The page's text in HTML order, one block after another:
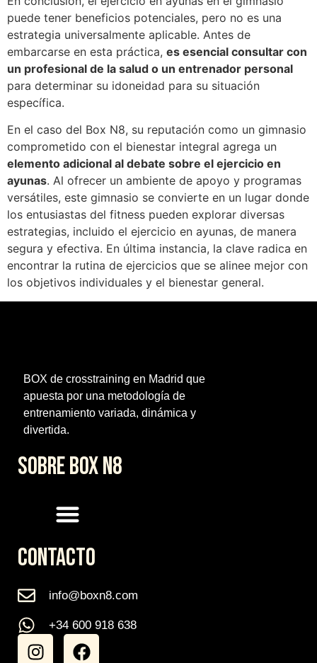
puede tener beneficios potenciales, pero no es una
estrategia universalmente aplicable. Antes de
embarcarse en esta práctica, es esencial consultar con
un profesional de la salud o un entrenador personal
para determinar su idoneidad para su situación
específica.
En el caso del Box N8, su reputación como un gimnasio
comprometido con el bienestar integral agrega un
elemento adicional al debate sobre el ejercicio en
ayunas. Al ofrecer un ambiente de apoyo y programas
versátiles, este gimnasio se convierte en un lugar donde
los entusiastas del fitness pueden explorar diversas
estrategias, incluido el ejercicio en ayunas, de manera
segura y efectiva. En última instancia, la clave radica en
encontrar la rutina de ejercicios que se alinee mejor con
los objetivos individuales y el bienestar general.
BOX de crosstraining en Madrid que
apuesta por una metodología de
entrenamiento variada, dinámica y
divertida.
SOBRE BOX N8
CONTACTO
info@boxn8.com
+34 600 918 638